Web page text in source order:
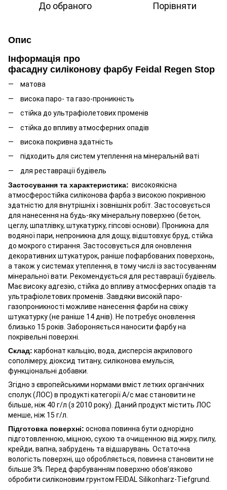
До обраного Порівняти
Опис
Інформація про
фасадну силіконову фарбу Feidal Regen Stop
матова
висока паро- та газо-проникність
стійка до ультрафіолетових променів
стійка до впливу атмосферних опадів
висока покривна здатність
підходить для систем утеплення на мінеральній ваті
для реставрації будівель
Застосування та характеристика: високоякісна
атмосферостійка силіконова фарба з високою покривною
здатністю для внутрішніх і зовнішніх робіт. Застосовується
для нанесення на будь-яку мінеральну поверхню (бетон,
цеглу, шпатлівку, штукатурку, гіпсові основи). Проникна для
водяної пари, непроникна для дощу, відштовхує бруд, стійка
до мокрого стирання. Застосовується для оновлення
декоративних штукатурок, раніше пофарбованих поверхонь,
а також у системах утеплення, в тому числі із застосуванням
мінеральної вати. Рекомендується для реставрації будівель.
Має високу адгезію, стійка до впливу атмосферних опадів та
ультрафіолетових променів. Завдяки високій паро-
газопроникності можливе нанесення фарби на свіжу
штукатурку (не раніше 14 днів). Не потребує оновлення
близько 15 років. Забороняється наносити фарбу на
покрівельні поверхні.
Склад: карбонат кальцію, вода, дисперсія акрилового
сополімеру, діоксид титану, силіконова емульсія,
функціональні добавки.
Згідно з європейськими нормами вміст летких органічних
сполук (ЛОС) в продукті категорії А/с має становити не
більше, ніж 40 г/л (з 2010 року). Даний продукт містить ЛОС
менше, ніж 15 г/л.
Підготовка поверхні: основа повинна бути однорідно
підготовленною, міцною, сухою та очищенною від жиру, пилу,
крейди, вапна, забрудень та відшарувань. Остаточна
вологість поверхні, що обробляється, повинна становити не
більше 3%. Перед фарбуванням поверхню обов’язково
обробити силіконовим грунтом FEIDAL Silikonharz-Tiefgrund.